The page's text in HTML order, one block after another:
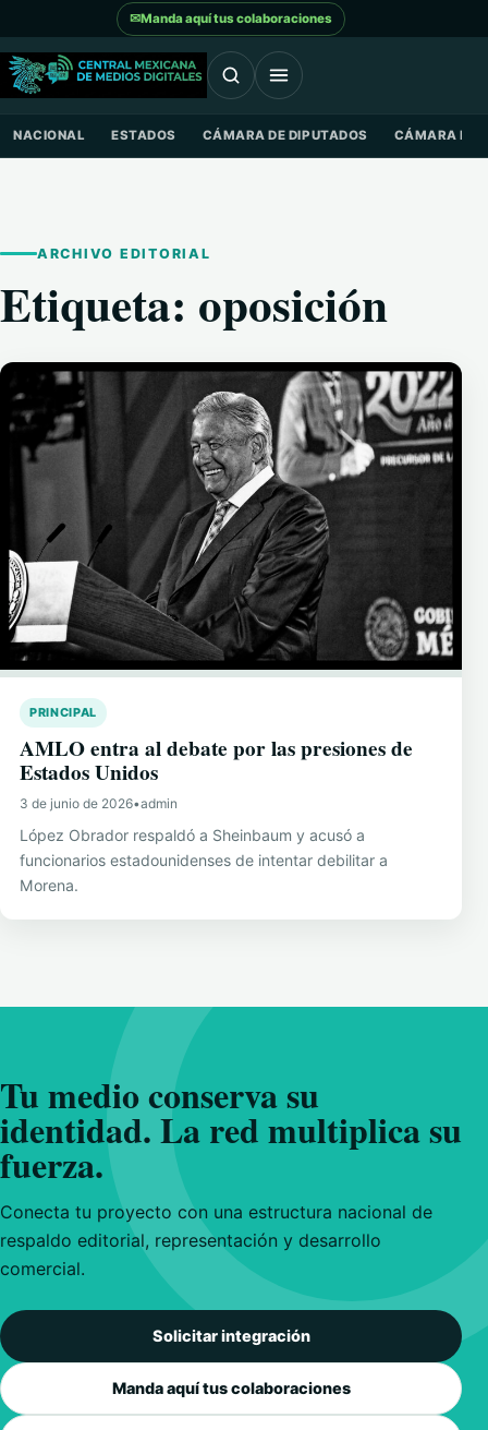
Saltar al contenido
✉Manda aquí tus colaboraciones
NACIONAL ESTADOS CÁMARA DE DIPUTADOS CÁMARA DE
ARCHIVO EDITORIAL
Etiqueta: oposición
PRINCIPAL
AMLO entra al debate por las presiones de
Estados Unidos
3 de junio de 2026•admin
López Obrador respaldó a Sheinbaum y acusó a
funcionarios estadounidenses de intentar debilitar a
Morena.
Tu medio conserva su
identidad. La red multiplica su
fuerza.
Conecta tu proyecto con una estructura nacional de
respaldo editorial, representación y desarrollo
comercial.
Solicitar integración
Manda aquí tus colaboraciones